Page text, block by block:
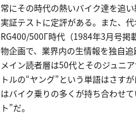
常にその時代の熱いバイク達を追
実証テストに定評がある。また、
RG400/500Γ時代（1984年3月号掲
物企画で、業界内の生情報を独自追
メイン読者層は50代とそのジュニ
トルの“ヤング”という単語はさす
はバイク乗りの多くが持ち合わせ
ト”だ。